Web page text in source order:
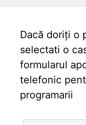
Dacă doriți o
selectati o
formularul
telefonic
programarii